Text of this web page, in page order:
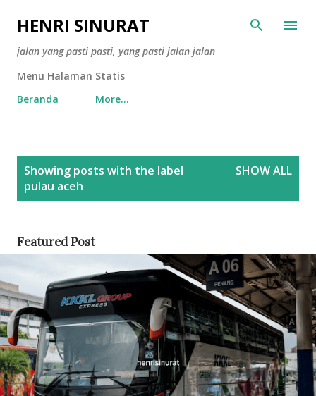
Skip to main content
HENRI SINURAT
jalan yang pasti pasti, yang pasti jalan jalan
Menu Halaman Statis
Beranda
More…
Showing posts with the label
pulau aceh
SHOW ALL
Featured Post